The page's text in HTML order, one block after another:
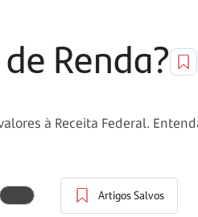
Renda?
à Receita Federal.
Artigos Salvos